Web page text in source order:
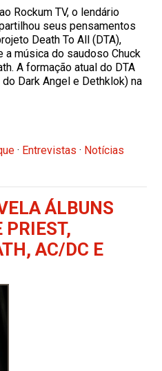
Rockum TV, o lendário
seus pensamentos
Death To All (DTA),
a música do saudoso Chuck
A formação atual do DTA
Dark Angel e Dethklok) na
· Entrevistas · Notícias
ÁLBUNS
PRIEST,
AC/DC E